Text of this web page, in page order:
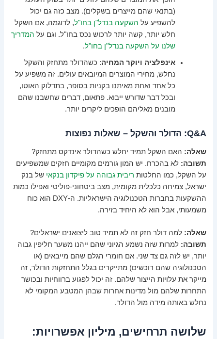
(בתנאי שהם מייצרים בשקלים). מצב כזה גם יכול
להשפיע על השקעה בנדל"ן בחו"ל, לדוגמה, אם השקל
חלש יותר, קשה יותר לרכוש נכס בחו"ל. וגם על המדריך
שלנו על השקעה בנדל"ן בחו"ל.
אינפלציה ויוקר המחיה: כשהדולר מתחזק והשקל
נחלש, מחירי המוצרים המיובאים עולים. זה משפיע על
כל אחד ואחת מאיתנו בקניות בסופר, בתדלוק האוטו,
ובכל דבר שדורש ייבוא. פתאום, דברים שחשבנו שהם
מובנים מאליהם הופכים ליקרים יותר.
Q&A: הדולר והשקל – שאלות נפוצות
שאלה: האם השקל תמיד יחלש כשהדולר אינדקס מתחזק?
תשובה: לא בהכרח. יש המון גורמים מקומיים חזקים שמשפיעים
על השקל, כמו החלטות ריבית גבוהה על פיקדון בנקאי של בנק
ישראל, צמיחה כלכלית מקומית, מצב ביטחוני-פוליטי ואפילו כמות
ההשקעות בחברות הטכנולוגיה הישראליות. ה-DXY הוא כוח
משמעותי, אבל הוא לא היחיד בזירה.
שאלה: למה דולר חזק זה לא תמיד טוב ליצואנים ישראלים?
תשובה: למרות שזה נשמע הגיוני שהם ייהנו משער חליפין גבוה
יותר, יש לזה גם צד שני. אם חומרי הגלם שהם מייבאים (או
הטכנולוגיה שהם רוכשים) מתייקרים בגלל התחזקות הדולר, זה
מייקר את עלויות הייצור שלהם. זה יכול לפגוע ברווחיות ובכושר
התחרות שלהם מול מדינות אחרות שבהן המטבע המקומי לא
נחלש באותה מידה מול הדולר.
שלושה תרחישים, מיליון אפשרויות: